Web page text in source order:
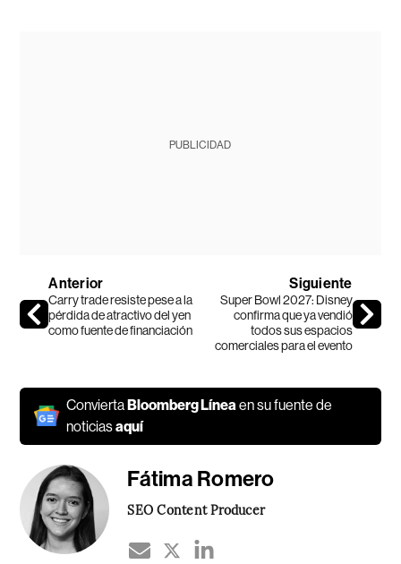
PUBLICIDAD
Anterior
Carry trade resiste pese a la
pérdida de atractivo del yen
como fuente de financiación
Siguiente
Super Bowl 2027: Disney
confirma que ya vendió
todos sus espacios
comerciales para el evento
ConviertaBloomberg Línea en su fuente de
noticiasaquí
Fátima Romero
SEO Content Producer